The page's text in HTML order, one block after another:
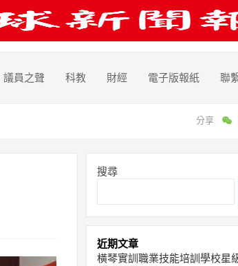
議員之聲 科教 財經 電子版報紙 聯
搜尋
近期文章
橫琴實訓職業技能培訓學校星